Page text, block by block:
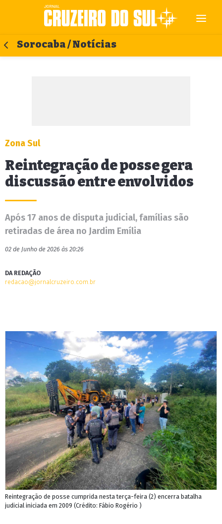
Sorocaba / Notícias
Zona Sul
Reintegração de posse gera
discussão entre envolvidos
Após 17 anos de disputa judicial, famílias são
retiradas de área no Jardim Emília
02 de Junho de 2026 às 20:26
DA REDAÇÃO
redacao@jornalcruzeiro.com.br
Reintegração de posse cumprida nesta terça-feira (2) encerra batalha
judicial iniciada em 2009 (Crédito: Fábio Rogério )